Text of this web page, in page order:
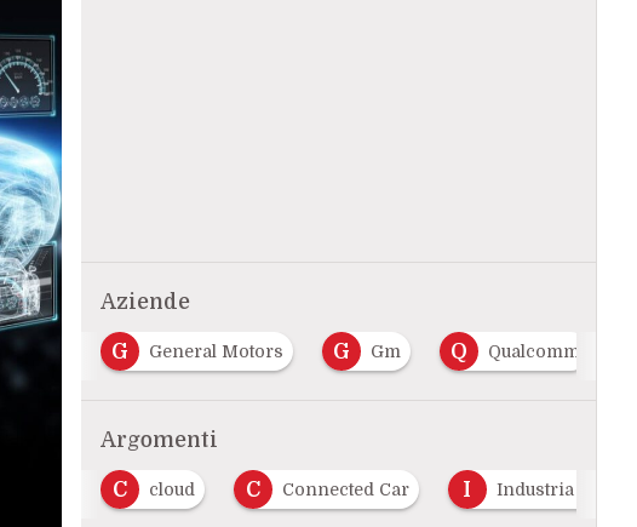
Aziende
G General Motors G Gm Q Qualcomm
Argomenti
C cloud C Connected Car I Industria 4.0